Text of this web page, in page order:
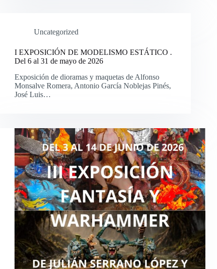
Uncategorized
I EXPOSICIÓN DE MODELISMO ESTÁTICO .
Del 6 al 31 de mayo de 2026
Exposición de dioramas y maquetas de Alfonso
Monsalve Romera, Antonio García Noblejas Pinés,
José Luis…